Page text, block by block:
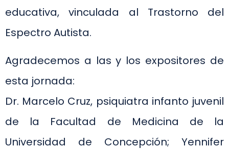
educativa, vinculada al Trastorno del
Espectro Autista.
Agradecemos a las y los expositores de
esta jornada:
Dr. Marcelo Cruz, psiquiatra infanto juvenil
de la Facultad de Medicina de la
Universidad de Concepción; Yennifer